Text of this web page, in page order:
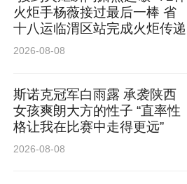
火炬手杨薇接过最后一棒 省
十八运临渭区站完成火炬传递
2026-08-08
斯诺克冠军白雨露 承袭陕西
女孩爽朗大方的性子 “直率性
格让我在比赛中走得更远”
2026-08-08